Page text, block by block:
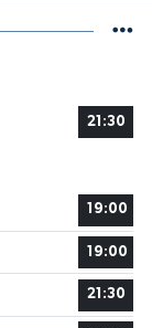
21:30
19:00
19:00
21:30